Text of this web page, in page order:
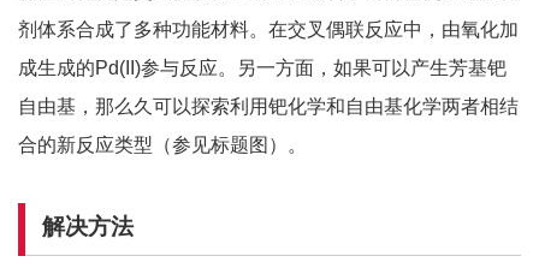
剂体系合成了多种功能材料。在交叉偶联反应中，由氧化加
成生成的Pd(II)参与反应。另一方面，如果可以产生芳基钯
自由基，那么久可以探索利用钯化学和自由基化学两者相结
合的新反应类型（参见标题图）。
解决方法